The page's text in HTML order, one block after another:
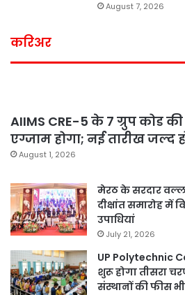
August 7, 2026
करिअर
AIIMS CRE-5 के 7 ग्रुप कोड की
एग्जाम होगा; नई तारीख जल्द
August 1, 2026
मेरठ के सरदार
दीक्षांत समारोह में
उपाधियां
July 21, 2026
UP Polytechnic
शुरू होगा तीसरा
संस्थानों की फीस